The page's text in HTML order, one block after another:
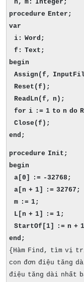
n, m: Integer;
procedure Enter;
var
i: Word;
f: Text;
begin
Assign(f,
Reset(f);
ReadLn(f, n);
for i := 1 to n do
Close(f);
end;
procedure Init;
begin
a[0] := -32768;
a[n + 1] := 32767;
m := 1;
L[n + 1] := 1;
StartOf[1] := n +
end;
{Hàm Find, tìm vị trí
con đơn điệu tăng
điệu tăng dài nhất